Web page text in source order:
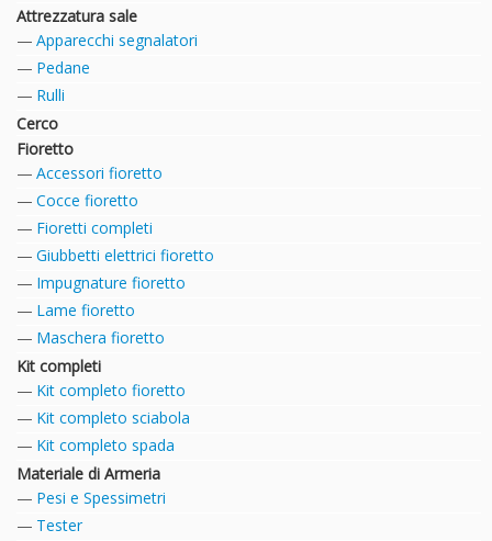
Attrezzatura sale
Apparecchi segnalatori
Pedane
Rulli
Cerco
Fioretto
Accessori fioretto
Cocce fioretto
Fioretti completi
Giubbetti elettrici fioretto
Impugnature fioretto
Lame fioretto
Maschera fioretto
Kit completi
Kit completo fioretto
Kit completo sciabola
Kit completo spada
Materiale di Armeria
Pesi e Spessimetri
Tester